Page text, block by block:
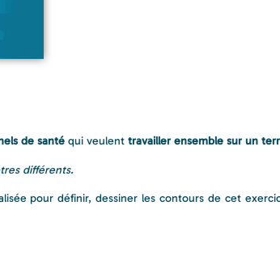
de santé qui veulent travailler ensemble sur un
différents.
pour définir, dessiner les contours de cet